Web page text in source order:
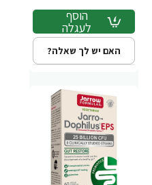
הוסף
לעגלה
האם יש לך שאלה?